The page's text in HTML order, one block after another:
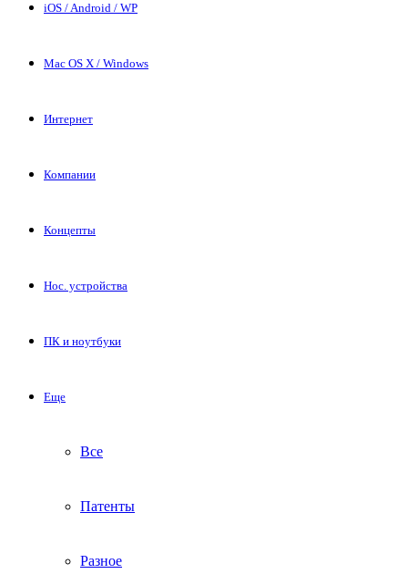
iOS / Android / WP
Mac OS X / Windows
Интернет
Компании
Концепты
Нос. устройства
ПК и ноутбуки
Еще
Все
Патенты
Разное